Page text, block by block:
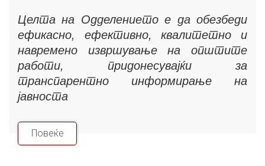
Целта на Одделението е да обезбеди
ефикасно, ефективно, квалитетно и
навремено извршување на општите
работи, придонесувајќи за
транспарентно информирање на
јавноста
Повеќе